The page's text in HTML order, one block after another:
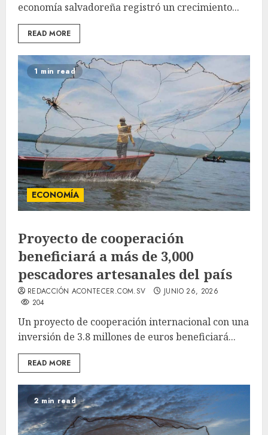
economía salvadoreña registró un crecimiento...
READ MORE
1 min read
ECONOMÍA
Proyecto de cooperación
beneficiará a más de 3,000
pescadores artesanales del país
REDACCIÓN ACONTECER.COM.SV
JUNIO 26, 2026
204
Un proyecto de cooperación internacional con una
inversión de 3.8 millones de euros beneficiará...
READ MORE
2 min read